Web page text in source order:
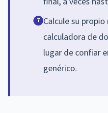
7 Calcule su
calculadora de
lugar de confiar
genérico.